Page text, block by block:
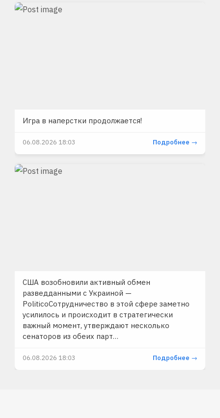
Игра в наперстки продолжается!
06.08.2026 18:03 Подробнее →
США возобновили активный обмен
разведданными с Украиной —
PoliticoСотрудничество в этой сфере заметно
усилилось и происходит в стратегически
важный момент, утверждают несколько
сенаторов из обеих парт…
06.08.2026 18:03 Подробнее →